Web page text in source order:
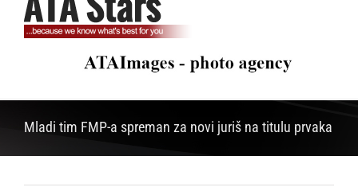
Mladi tim FMP-a spreman za novi juriš na titulu prvaka